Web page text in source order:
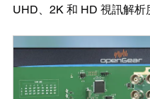
UHD、2K 和 HD 視訊解析